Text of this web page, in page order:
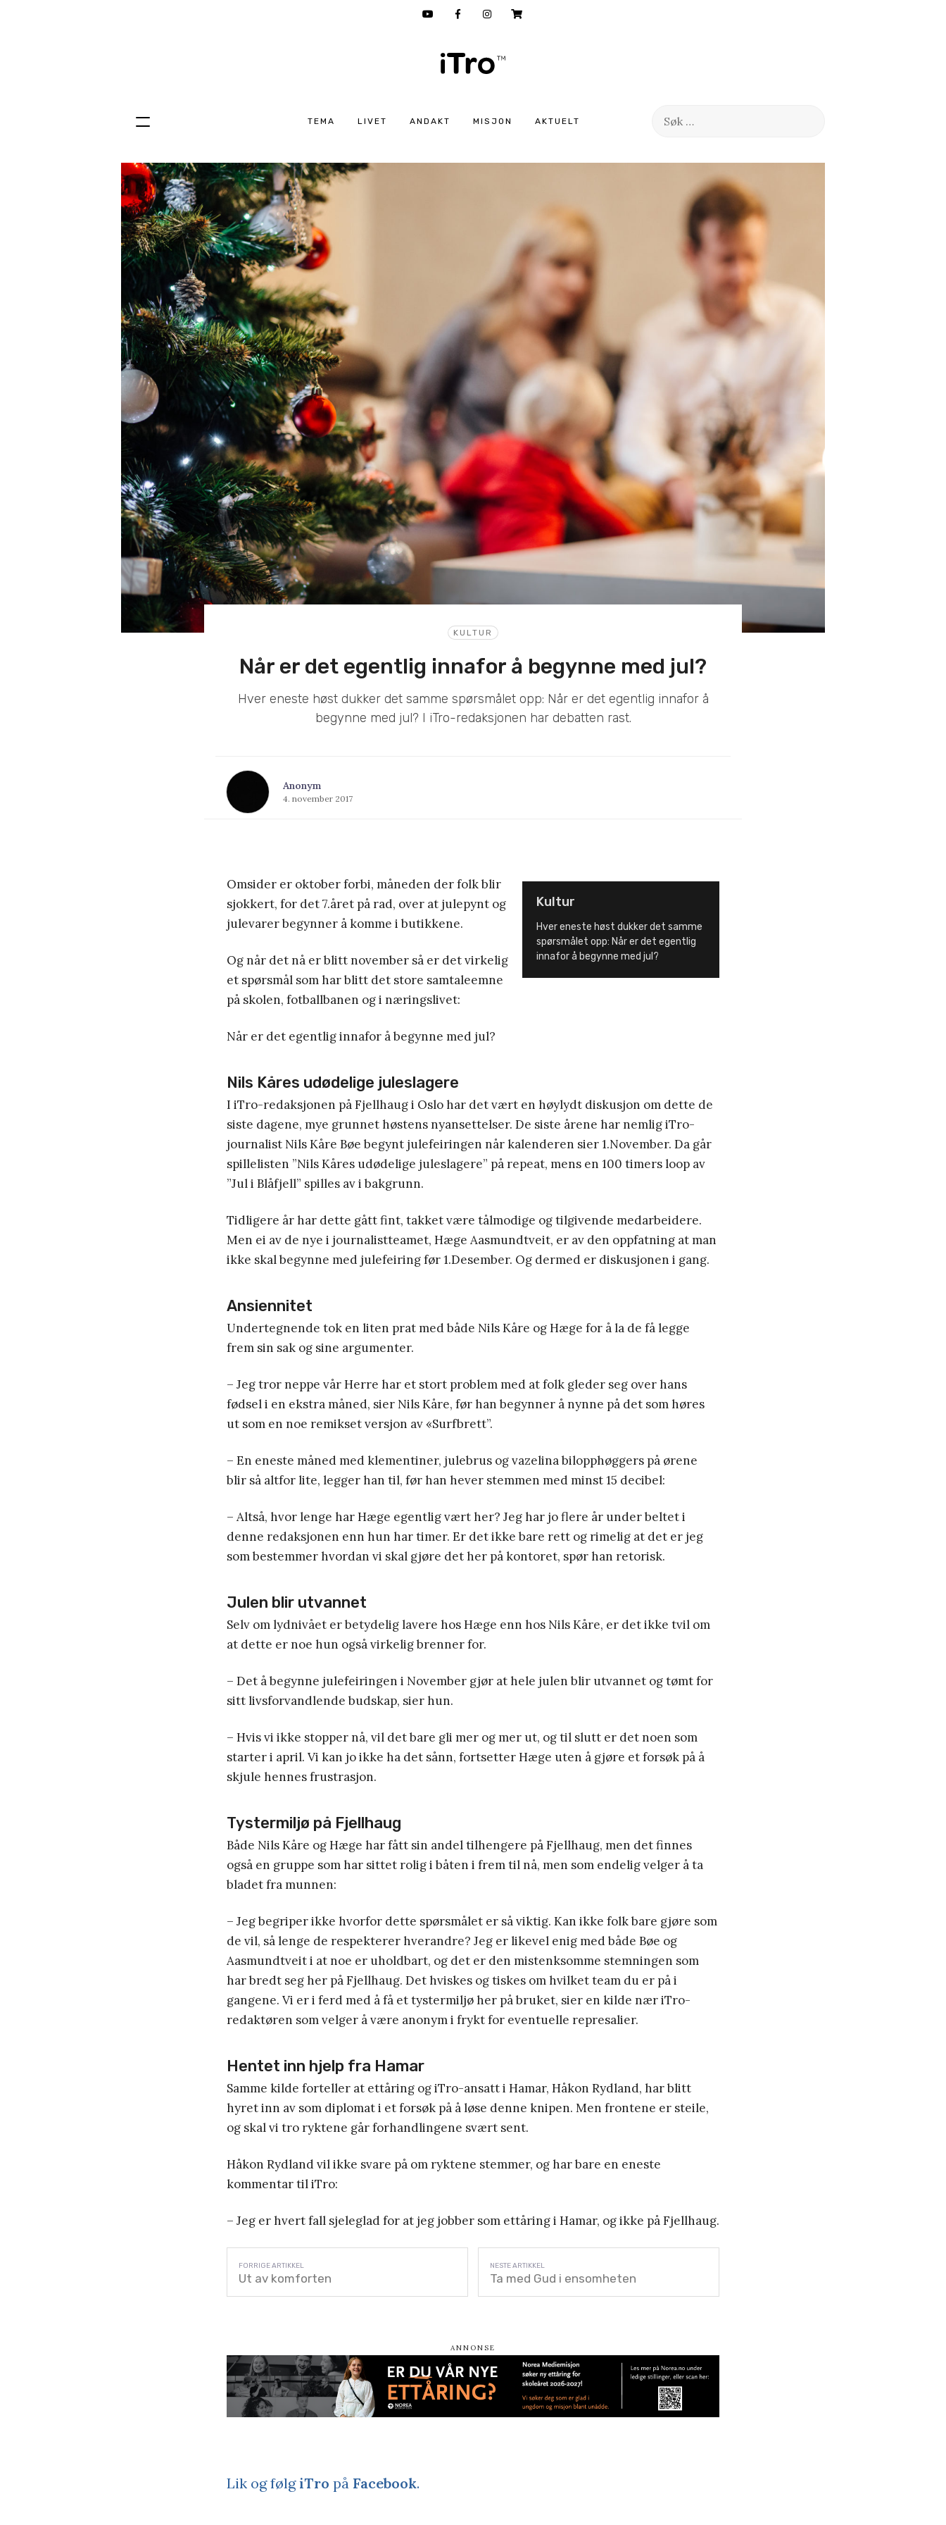
TEMA LIVET ANDAKT MISJON AKTUELT
Søk
Hopp
innhold
KULTUR
Når er det egentlig innafor å begynne med jul?
Hver eneste høst dukker det samme spørsmålet opp: Når er det egentlig innafor å
begynne med jul? I iTro-redaksjonen har debatten rast.
Anonym
4. november 2017
Kultur
Hver eneste høst dukker det samme
spørsmålet opp: Når er det egentlig
innafor å begynne med jul?
Omsider er oktober forbi, måneden der folk blir
sjokkert, for det 7.året på rad, over at julepynt og
julevarer begynner å komme i butikkene.
Og når det nå er blitt november så er det virkelig
et spørsmål som har blitt det store samtaleemne
på skolen, fotballbanen og i næringslivet:
Når er det egentlig innafor å begynne med jul?
Nils Kåres udødelige juleslagere
I iTro-redaksjonen på Fjellhaug i Oslo har det vært en høylydt diskusjon om dette de
siste dagene, mye grunnet høstens nyansettelser. De siste årene har nemlig iTro-
journalist Nils Kåre Bøe begynt julefeiringen når kalenderen sier 1.November. Da går
spillelisten ”Nils Kåres udødelige juleslagere” på repeat, mens en 100 timers loop av
”Jul i Blåfjell” spilles av i bakgrunn.
Tidligere år har dette gått fint, takket være tålmodige og tilgivende medarbeidere.
Men ei av de nye i journalistteamet, Hæge Aasmundtveit, er av den oppfatning at man
ikke skal begynne med julefeiring før 1.Desember. Og dermed er diskusjonen i gang.
Ansiennitet
Undertegnende tok en liten prat med både Nils Kåre og Hæge for å la de få legge
frem sin sak og sine argumenter.
– Jeg tror neppe vår Herre har et stort problem med at folk gleder seg over hans
fødsel i en ekstra måned, sier Nils Kåre, før han begynner å nynne på det som høres
ut som en noe remikset versjon av «Surfbrett”.
– En eneste måned med klementiner, julebrus og vazelina bilopphøggers på ørene
blir så altfor lite, legger han til, før han hever stemmen med minst 15 decibel:
– Altså, hvor lenge har Hæge egentlig vært her? Jeg har jo flere år under beltet i
denne redaksjonen enn hun har timer. Er det ikke bare rett og rimelig at det er jeg
som bestemmer hvordan vi skal gjøre det her på kontoret, spør han retorisk.
Julen blir utvannet
Selv om lydnivået er betydelig lavere hos Hæge enn hos Nils Kåre, er det ikke tvil om
at dette er noe hun også virkelig brenner for.
– Det å begynne julefeiringen i November gjør at hele julen blir utvannet og tømt for
sitt livsforvandlende budskap, sier hun.
– Hvis vi ikke stopper nå, vil det bare gli mer og mer ut, og til slutt er det noen som
starter i april. Vi kan jo ikke ha det sånn, fortsetter Hæge uten å gjøre et forsøk på å
skjule hennes frustrasjon.
Tystermiljø på Fjellhaug
Både Nils Kåre og Hæge har fått sin andel tilhengere på Fjellhaug, men det finnes
også en gruppe som har sittet rolig i båten i frem til nå, men som endelig velger å ta
bladet fra munnen:
– Jeg begriper ikke hvorfor dette spørsmålet er så viktig. Kan ikke folk bare gjøre som
de vil, så lenge de respekterer hverandre? Jeg er likevel enig med både Bøe og
Aasmundtveit i at noe er uholdbart, og det er den mistenksomme stemningen som
har bredt seg her på Fjellhaug. Det hviskes og tiskes om hvilket team du er på i
gangene. Vi er i ferd med å få et tystermiljø her på bruket, sier en kilde nær iTro-
redaktøren som velger å være anonym i frykt for eventuelle represalier.
Hentet inn hjelp fra Hamar
Samme kilde forteller at ettåring og iTro-ansatt i Hamar, Håkon Rydland, har blitt
hyret inn av som diplomat i et forsøk på å løse denne knipen. Men frontene er steile,
og skal vi tro ryktene går forhandlingene svært sent.
Håkon Rydland vil ikke svare på om ryktene stemmer, og har bare en eneste
kommentar til iTro:
– Jeg er hvert fall sjeleglad for at jeg jobber som ettåring i Hamar, og ikke på Fjellhaug.
Ut av komforten Ta med Gud i ensomheten
Lik og følgiTro på Facebook.